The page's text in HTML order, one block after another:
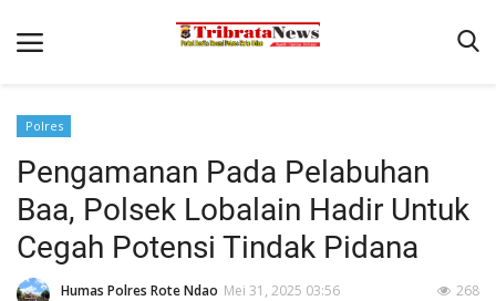
Beranda
Terms & Conditions
Pengamanan di Pelabuhan Pantaibaru Untuk Jamin
Binkam
Polres
Pengamanan Pada Pelabuhan
Baa, Polsek Lobalain Hadir Untuk
Cegah Potensi Tindak Pidana
Humas Polres Rote Ndao Mei 31, 2025 03:56 268